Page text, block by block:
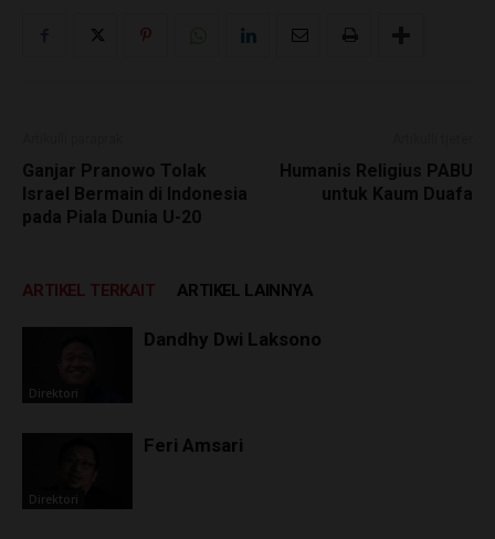
Ganjar Pranowo Tolak
Israel Bermain di Indonesia
pada Piala Dunia U-20
Humanis Religius PABU
untuk Kaum Duafa
ARTIKEL TERKAIT ARTIKEL LAINNYA
Direktori
Dandhy Dwi Laksono
Direktori
Feri Amsari